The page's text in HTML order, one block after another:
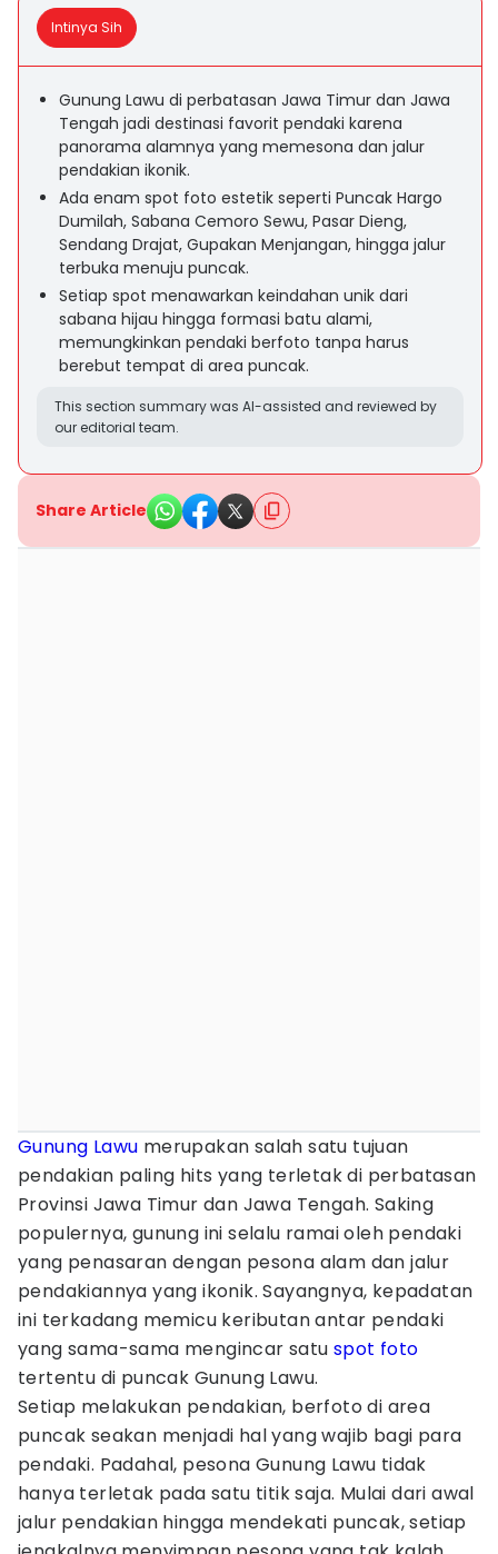
Intinya Sih
Gunung Lawu di perbatasan Jawa Timur dan Jawa
Tengah jadi destinasi favorit pendaki karena
panorama alamnya yang memesona dan jalur
pendakian ikonik.
Ada enam spot foto estetik seperti Puncak Hargo
Dumilah, Sabana Cemoro Sewu, Pasar Dieng,
Sendang Drajat, Gupakan Menjangan, hingga jalur
terbuka menuju puncak.
Setiap spot menawarkan keindahan unik dari
sabana hijau hingga formasi batu alami,
memungkinkan pendaki berfoto tanpa harus
berebut tempat di area puncak.
This section summary was AI-assisted and reviewed by
our editorial team.
Share Article
Gunung Lawu merupakan salah satu tujuan
pendakian paling hits yang terletak di perbatasan
Provinsi Jawa Timur dan Jawa Tengah. Saking
populernya, gunung ini selalu ramai oleh pendaki
yang penasaran dengan pesona alam dan jalur
pendakiannya yang ikonik. Sayangnya, kepadatan
ini terkadang memicu keributan antar pendaki
yang sama-sama mengincar satu spot foto
tertentu di puncak Gunung Lawu.
Setiap melakukan pendakian, berfoto di area
puncak seakan menjadi hal yang wajib bagi para
pendaki. Padahal, pesona Gunung Lawu tidak
hanya terletak pada satu titik saja. Mulai dari awal
jalur pendakian hingga mendekati puncak, setiap